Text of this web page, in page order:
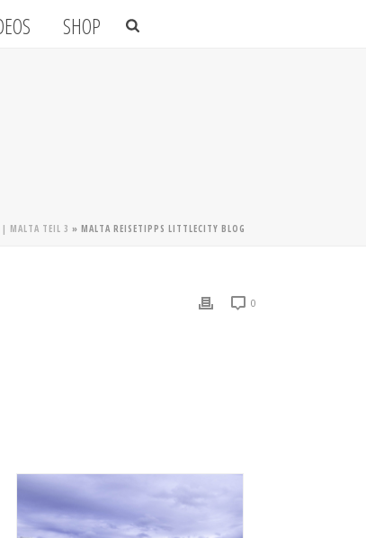
SHOP
| MALTA TEIL 3 » MALTA REISETIPPS LITTLECITY BLOG
0